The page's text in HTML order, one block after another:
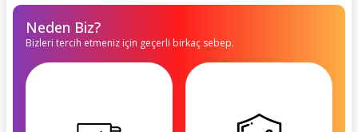
Neden Biz?
Bizleri tercih etmeniz için geçerli birkaç sebep.